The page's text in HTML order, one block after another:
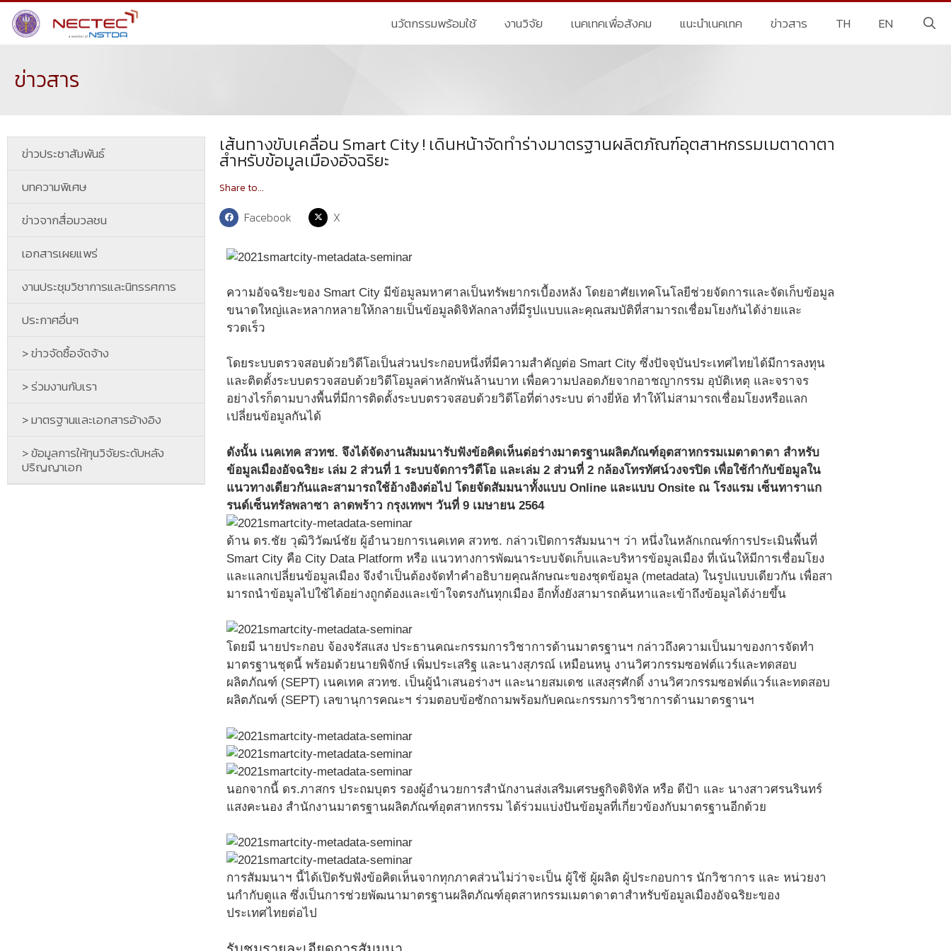
นวัตกรรมพร้อมใช้ งานวิจัย เนคเทคเพื่อสังคม แนะนำเนคเทค ข่าวสาร TH EN
ข่าวสาร
ข่าวประชาสัมพันธ์
บทความพิเศษ
ข่าวจากสื่อมวลชน
เอกสารเผยแพร่
งานประชุมวิชาการและนิทรรศการ
ประกาศอื่นๆ
> ข่าวจัดซื้อจัดจ้าง
> ร่วมงานกับเรา
> มาตรฐานและเอกสารอ้างอิง
> ข้อมูลการให้ทุนวิจัยระดับหลัง
ปริญญาเอก
เส้นทางขับเคลื่อน Smart City ! เดินหน้าจัดทำร่างมาตรฐานผลิตภัณฑ์อุตสาหกรรมเมตาดาตา
สำหรับข้อมูลเมืองอัจฉริยะ
Share to...
Facebook X
ความอัจฉริยะของ Smart City มีข้อมูลมหาศาลเป็นทรัพยากรเบื้องหลัง โดยอาศัยเทคโนโลยีช่วยจัดการและจัดเก็บข้อมูล
ขนาดใหญ่และหลากหลายให้กลายเป็นข้อมูลดิจิทัลกลางที่มีรูปแบบและคุณสมบัติที่สามารถเชื่อมโยงกันได้ง่ายและ
รวดเร็ว
โดยระบบตรวจสอบด้วยวิดีโอเป็นส่วนประกอบหนึ่งที่มีความสําคัญต่อ Smart City ซึ่งปัจจุบันประเทศไทยได้มีการลงทุน
และติดตั้งระบบตรวจสอบด้วยวิดีโอมูลค่าหลักพันล้านบาท เพื่อความปลอดภัยจากอาชญากรรม อุบัติเหตุ และจราจร
อย่างไรก็ตามบางพื้นที่มีการติดตั้งระบบตรวจสอบด้วยวิดีโอที่ต่างระบบ ต่างยี่ห้อ ทําให้ไม่สามารถเชื่อมโยงหรือแลก
เปลี่ยนข้อมูลกันได้
ดังนั้น เนคเทค สวทช. จึงได้จัดงานสัมมนารับฟังข้อคิดเห็นต่อร่างมาตรฐานผลิตภัณฑ์อุตสาหกรรมเมตาดาตา สำหรับ
ข้อมูลเมืองอัจฉริยะ เล่ม 2 ส่วนที่ 1 ระบบจัดการวิดีโอ และเล่ม 2 ส่วนที่ 2 กล้องโทรทัศน์วงจรปิด เพื่อใช้กำกับข้อมูลใน
แนวทางเดียวกันและสามารถใช้อ้างอิงต่อไป โดยจัดสัมมนาทั้งแบบ Online และแบบ Onsite ณ โรงแรม เซ็นทาราแก
รนด์เซ็นทรัลพลาซา ลาดพร้าว กรุงเทพฯ วันที่ 9 เมษายน 2564
ด้าน ดร.ชัย วุฒิวิวัฒน์ชัย ผู้อำนวยการเนคเทค สวทช. กล่าวเปิดการสัมมนาฯ ว่า หนึ่งในหลักเกณฑ์การประเมินพื้นที่
Smart City คือ City Data Platform หรือ แนวทางการพัฒนาระบบจัดเก็บและบริหารข้อมูลเมือง ที่เน้นให้มีการเชื่อมโยง
และแลกเปลี่ยนข้อมูลเมือง จึงจําเป็นต้องจัดทําคําอธิบายคุณลักษณะของชุดข้อมูล (metadata) ในรูปแบบเดียวกัน เพื่อสา
มารถนําข้อมูลไปใช้ได้อย่างถูกต้องและเข้าใจตรงกันทุกเมือง อีกทั้งยังสามารถค้นหาและเข้าถึงข้อมูลได้ง่ายขึ้น
โดยมี นายประกอบ จ้องจรัสแสง ประธานคณะกรรมการวิชาการด้านมาตรฐานฯ กล่าวถึงความเป็นมาของการจัดทำ
มาตรฐานชุดนี้ พร้อมด้วยนายพิจักษ์ เพิ่มประเสริฐ และนางสุภรณ์ เหมือนหนู งานวิศวกรรมซอฟต์แวร์และทดสอบ
ผลิตภัณฑ์ (SEPT) เนคเทค สวทช. เป็นผู้นำเสนอร่างฯ และนายสมเดช แสงสุรศักดิ์ งานวิศวกรรมซอฟต์แวร์และทดสอบ
ผลิตภัณฑ์ (SEPT) เลขานุการคณะฯ ร่วมตอบข้อซักถามพร้อมกับคณะกรรมการวิชาการด้านมาตรฐานฯ
นอกจากนี้ ดร.ภาสกร ประถมบุตร รองผู้อำนวยการสำนักงานส่งเสริมเศรษฐกิจดิจิทัล หรือ ดีป้า และ นางสาวศรนรินทร์
แสงคะนอง สำนักงานมาตรฐานผลิตภัณฑ์อุตสาหกรรม ได้ร่วมแบ่งปันข้อมูลที่เกี่ยวข้องกับมาตรฐานอีกด้วย
การสัมมนาฯ นี้ได้เปิดรับฟังข้อคิดเห็นจากทุกภาคส่วนไม่ว่าจะเป็น ผู้ใช้ ผู้ผลิต ผู้ประกอบการ นักวิชาการ และ หน่วยงา
นกํากับดูแล ซึ่งเป็นการช่วยพัฒนามาตรฐานผลิตภัณฑ์อุตสาหกรรมเมตาดาตาสําหรับข้อมูลเมืองอัจฉริยะของ
ประเทศไทยต่อไป